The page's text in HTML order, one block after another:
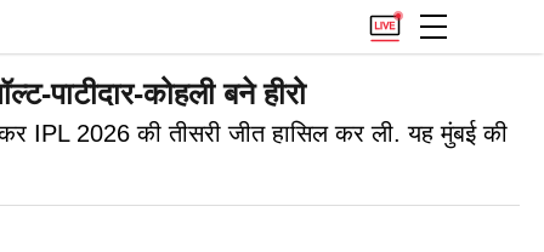
कोहली बने हीरो
2026 की तीसरी जीत हासिल कर ली. यह मुंबई की